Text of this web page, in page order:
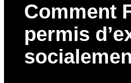
Comment
permis